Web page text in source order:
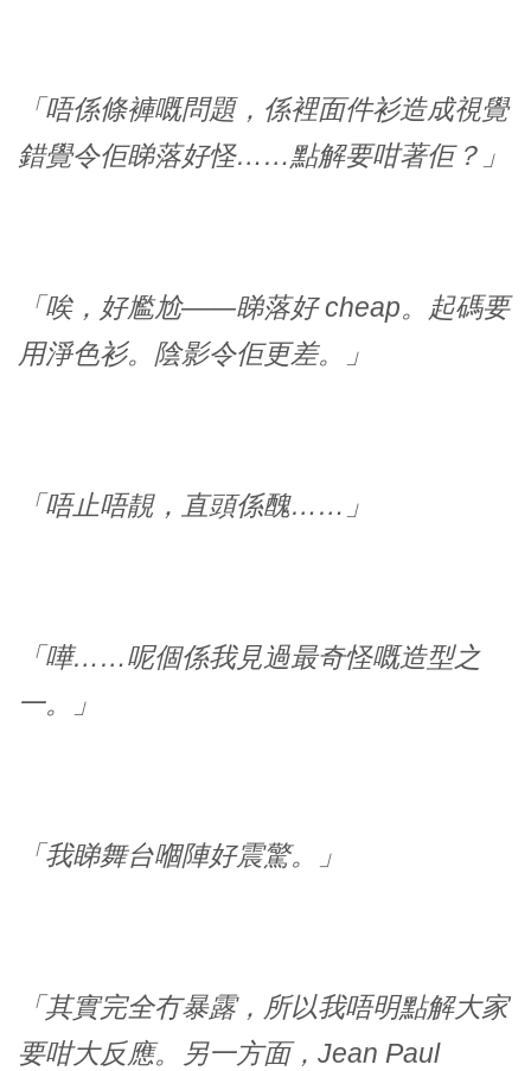
「唔係條褲嘅問題，係裡面件衫造成視覺
錯覺令佢睇落好怪……點解要咁著佢？」
「唉，好尷尬——睇落好 cheap。起碼要
用淨色衫。陰影令佢更差。」
「唔止唔靚，直頭係醜……」
「嘩……呢個係我見過最奇怪嘅造型之
一。」
「我睇舞台嗰陣好震驚。」
「其實完全冇暴露，所以我唔明點解大家
要咁大反應。另一方面，Jean Paul